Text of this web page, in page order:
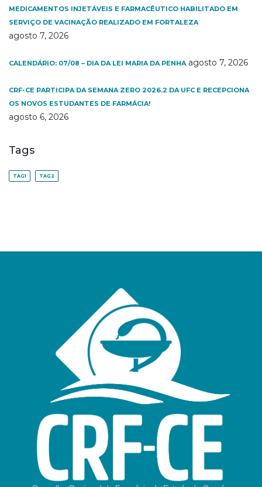
MEDICAMENTOS INJETÁVEIS E FARMACÊUTICO HABILITADO EM
SERVIÇO DE VACINAÇÃO REALIZADO EM FORTALEZA
agosto 7, 2026
CALENDÁRIO: 07/08 – DIA DA LEI MARIA DA PENHA agosto 7, 2026
CRF-CE PARTICIPA DA SEMANA ZERO 2026.2 DA UFC E RECEPCIONA
OS NOVOS ESTUDANTES DE FARMÁCIA!
agosto 6, 2026
Tags
TAG1 TAG2